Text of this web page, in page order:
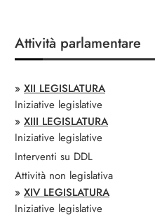
Attività parlamentare
» XII LEGISLATURA
Iniziative legislative
» XIII LEGISLATURA
Iniziative legislative
Interventi su DDL
Attività non legislativa
» XIV LEGISLATURA
Iniziative legislative